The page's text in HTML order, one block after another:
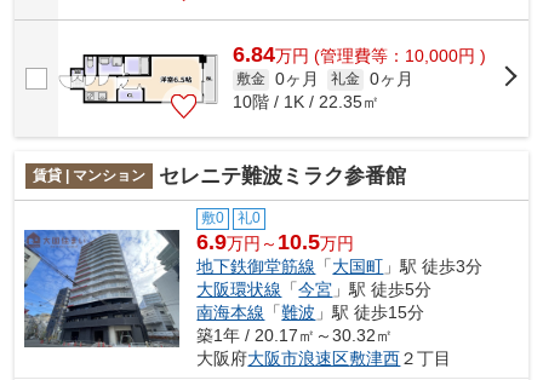
6.84万円 (管理費等：10,000円 )
敷金 0ヶ月 礼金 0ヶ月
10階 / 1K / 22.35㎡
賃貸 | マンション セレニテ難波ミラク参番館
敷0 礼0
6.9万円～ 10.5万円
地下鉄御堂筋線 「大国町 」駅 徒歩3分
大阪環状線 「今宮 」駅 徒歩5分
南海本線 「難波 」駅 徒歩15分
築1年 / 20.17㎡～30.32㎡
大阪府大阪市浪速区敷津西２丁目